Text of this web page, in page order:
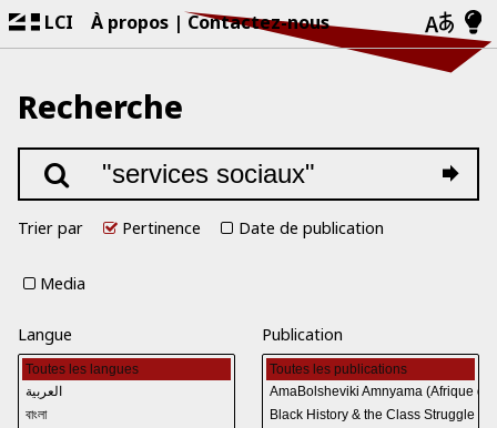
LCI À propos Contactez-nous
Recherche
Trier par Pertinence Date de publication
Media
Langue Publication